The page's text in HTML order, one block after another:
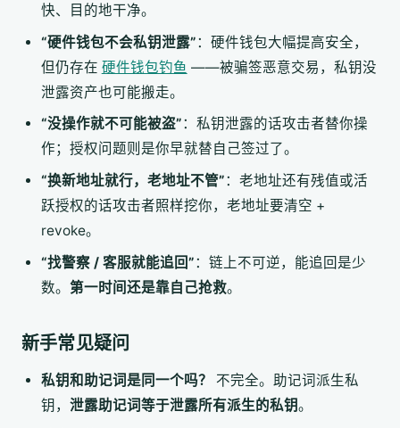
快、目的地干净。
“硬件钱包不会私钥泄露”：硬件钱包大幅提高安全，
但仍存在 硬件钱包钓鱼 ——被骗签恶意交易，私钥没
泄露资产也可能搬走。
“没操作就不可能被盗”：私钥泄露的话攻击者替你操
作；授权问题则是你早就替自己签过了。
“换新地址就行，老地址不管”：老地址还有残值或活
跃授权的话攻击者照样挖你，老地址要清空 +
revoke。
“找警察 / 客服就能追回”：链上不可逆，能追回是少
数。 第一时间还是靠自己抢救。
新手常见疑问
私钥和助记词是同一个吗？
不完全。助记词派生私
钥， 泄露助记词等于泄露所有派生的私钥。